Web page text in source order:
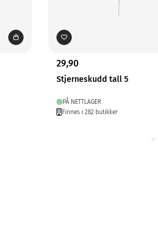
29,90
Stjerneskudd tall 5
PÅ NETTLAGER
Finnes i 282 butikker